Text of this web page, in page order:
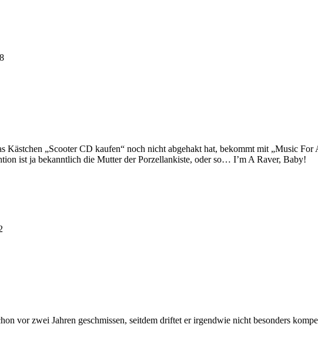
„Scooter CD kaufen“ noch nicht abgehakt hat, bekommt mit „Music
ist ja bekanntlich die Mutter der Porzellankiste, oder so… I’m A Raver, Baby!
vor zwei Jahren geschmissen, seitdem driftet er irgendwie nicht besonders